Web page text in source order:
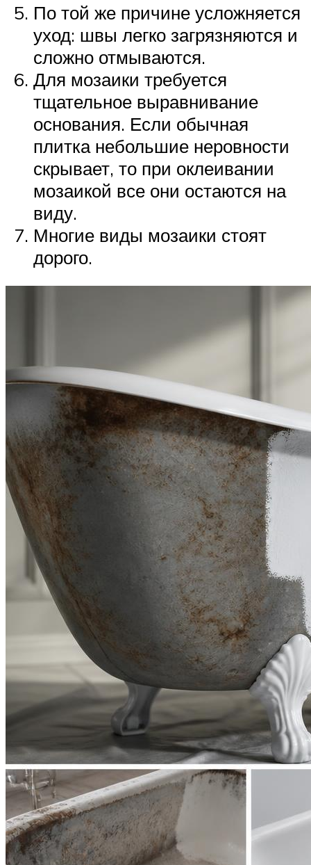
По той же причине усложняется
уход: швы легко загрязняются и
сложно отмываются.
Для мозаики требуется
тщательное выравнивание
основания. Если обычная
плитка небольшие неровности
скрывает, то при оклеивании
мозаикой все они остаются на
виду.
Многие виды мозаики стоят
дорого.